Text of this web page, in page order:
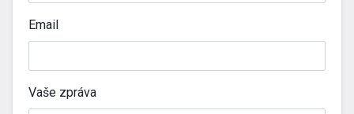
Email
Vaše zpráva